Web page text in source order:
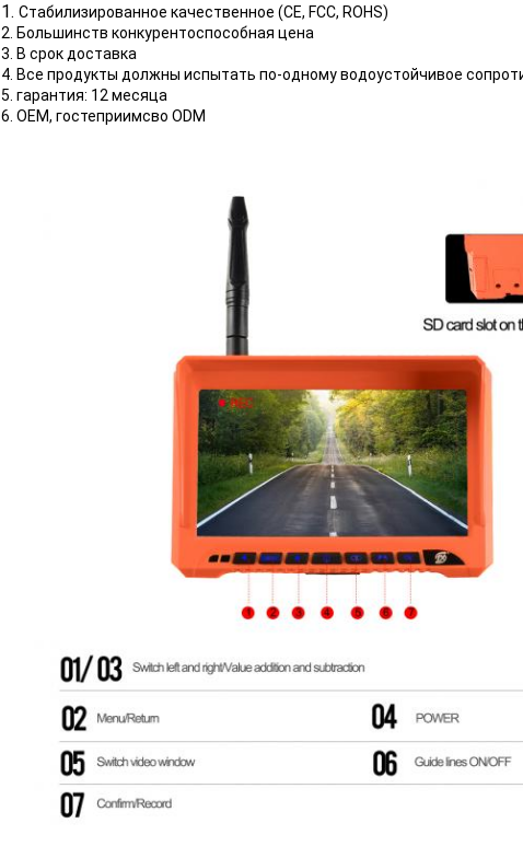
1. Стабилизированное качественное (CE, FCC, ROHS)
2. Большинств конкурентоспособная цена
3. В срок доставка
4. Все продукты должны испытать по-одному водоустойчивое
5. гарантия: 12 месяца
6. OEM, гостеприимсво ODM